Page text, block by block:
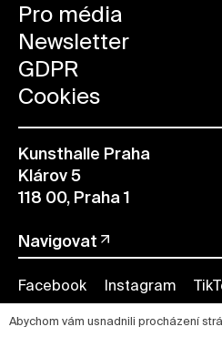
Pro média
Newsletter
GDPR
Cookies
Kunsthalle Praha
Klárov 5
118 00, Praha 1
Navigovat
Facebook Instagram
Abychom vám usnadnili procházení